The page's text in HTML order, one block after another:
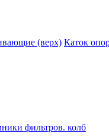
(верх) Каток
фильтров. колб